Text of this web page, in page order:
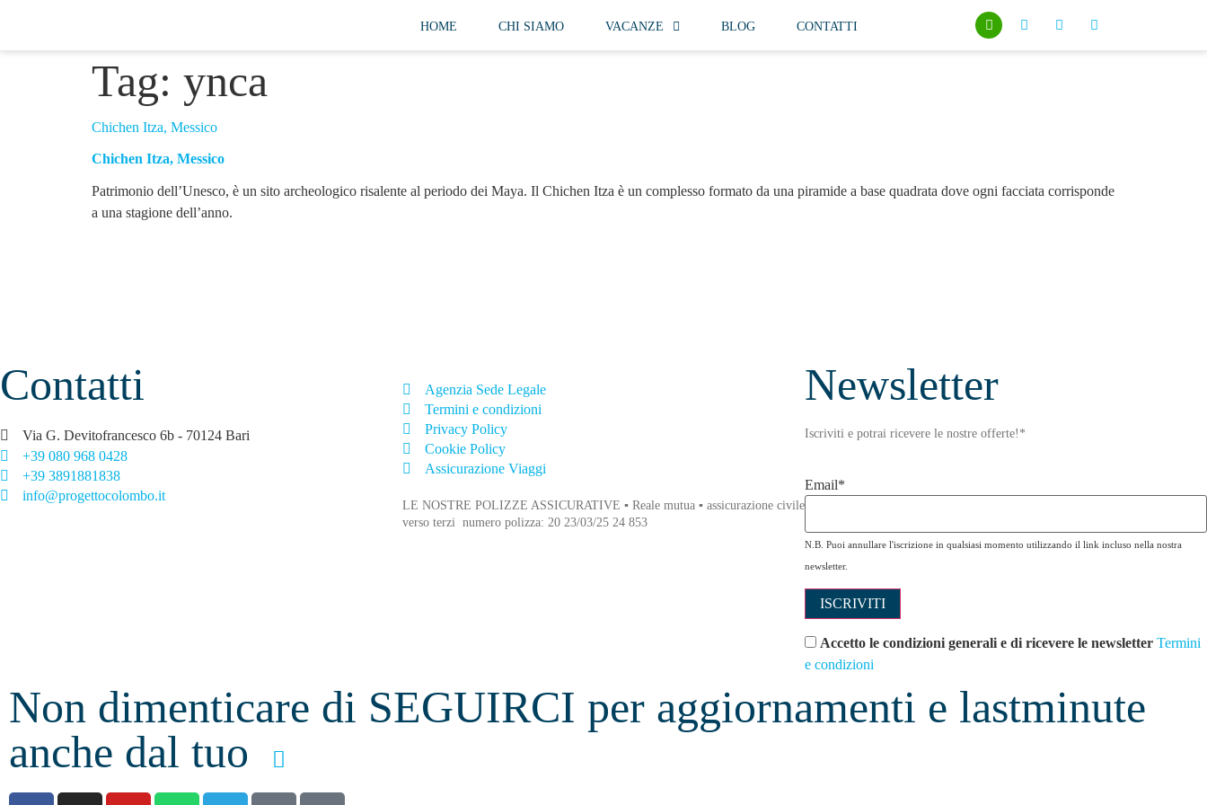
HOME CHI SIAMO VACANZE BLOG CONTATTI
Tag: ynca
Chichen Itza, Messico
Chichen Itza, Messico
Patrimonio dell’Unesco, è un sito archeologico risalente al periodo dei Maya. Il Chichen Itza è un complesso formato da una piramide a base quadrata dove ogni facciata corrisponde
a una stagione dell’anno.
Contatti
Via G. Devitofrancesco 6b - 70124 Bari
+39 080 968 0428
+39 3891881838
info@progettocolombo.it
Agenzia Sede Legale
Termini e condizioni
Privacy Policy
Cookie Policy
Assicurazione Viaggi
LE NOSTRE POLIZZE ASSICURATIVE ▪ Reale mutua ▪ assicurazione civile
verso terzi numero polizza: 20 23/03/25 24 853
Newsletter
Iscriviti e potrai ricevere le nostre offerte! *
Email*
N.B. Puoi annullare l'iscrizione in qualsiasi momento utilizzando il link incluso nella nostra
newsletter.
Accetto le condizioni generali e di ricevere le newsletter Termini
e condizioni
Non dimenticare di SEGUIRCI per aggiornamenti e lastminute
anche dal tuo